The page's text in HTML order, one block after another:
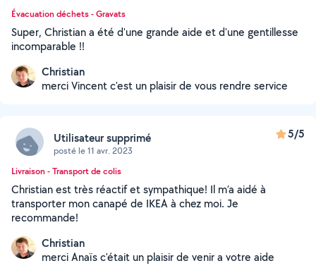
Évacuation déchets - Gravats
Super, Christian a été d'une grande aide et d'une gentillesse
incomparable !!
Christian
merci Vincent c'est un plaisir de vous rendre service
Utilisateur supprimé
posté le 11 avr. 2023
5/5
Livraison - Transport de colis
Christian est très réactif et sympathique! Il m’a aidé à
transporter mon canapé de IKEA à chez moi. Je
recommande!
Christian
merci Anaïs c'était un plaisir de venir a votre aide